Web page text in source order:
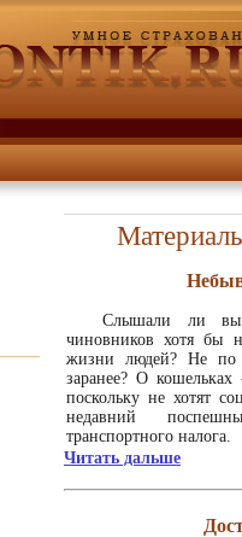
Слышали ли вы
чиновников хотя бы
жизни людей? Не по
заранее? О кошельках
поскольку не хотят
недавний
транспортного налога.
Читать дальше